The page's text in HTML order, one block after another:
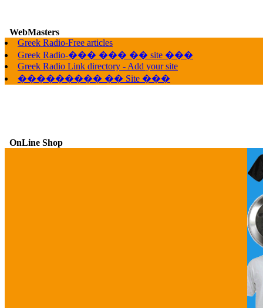
WebMasters
Greek Radio-Free articles
Greek Radio-��� ��� �� site ���
Greek Radio Link directory - Add your site
��������� �� Site ���
OnLine Shop